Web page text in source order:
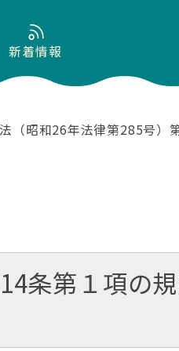
新着情報
（昭和26年法律第285号）
条第１項の